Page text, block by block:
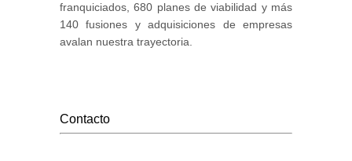
franquiciados, 680 planes de viabilidad y más
140 fusiones y adquisiciones de empresas
avalan nuestra trayectoria.
Contacto